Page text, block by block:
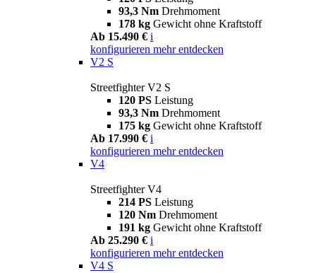
93,3 Nm Drehmoment
178 kg Gewicht ohne Kraftstoff
Ab 15.490 € i
konfigurieren mehr entdecken
V2 S
Streetfighter V2 S
120 PS Leistung
93,3 Nm Drehmoment
175 kg Gewicht ohne Kraftstoff
Ab 17.990 € i
konfigurieren mehr entdecken
V4
Streetfighter V4
214 PS Leistung
120 Nm Drehmoment
191 kg Gewicht ohne Kraftstoff
Ab 25.290 € i
konfigurieren mehr entdecken
V4 S